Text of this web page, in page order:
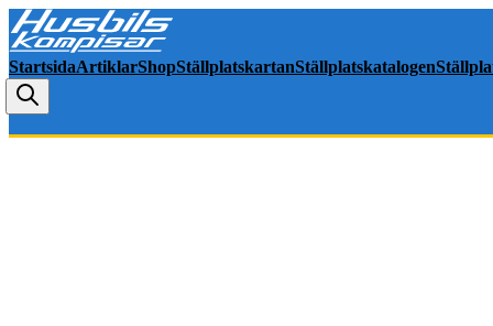
StartsidaArtiklarShopStällplatskartanStällplatskatalogen